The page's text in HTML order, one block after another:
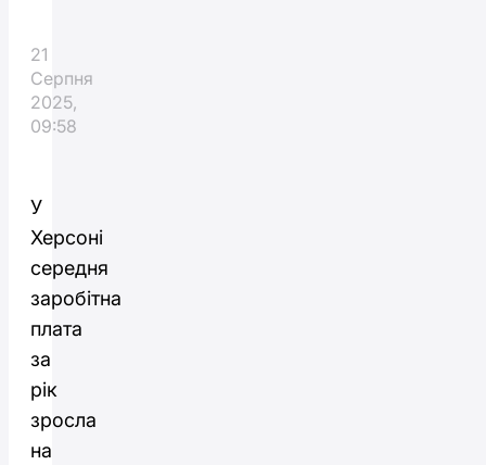
21
Серпня
2025,
09:58
У
Херсоні
середня
заробітна
плата
за
рік
зросла
на